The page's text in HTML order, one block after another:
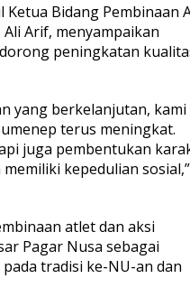
Bidang Pembinaan
Ali Arif, menyampaikan
peningkatan
yang berkelanjutan, kami
terus meningkat.
juga pembentukan
kepedulian sosial,”
atlet dan aksi
Pagar Nusa sebagai
tradisi ke-NU-an dan